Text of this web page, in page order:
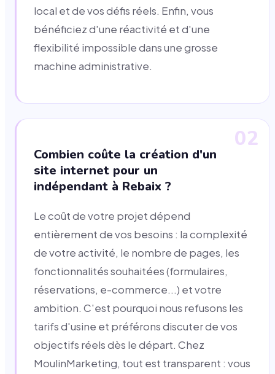
local et de vos défis réels. Enfin, vous
bénéficiez d'une réactivité et d'une
flexibilité impossible dans une grosse
machine administrative.
02
Combien coûte la création d'un
site internet pour un
indépendant à Rebaix ?
Le coût de votre projet dépend
entièrement de vos besoins : la complexité
de votre activité, le nombre de pages, les
fonctionnalités souhaitées (formulaires,
réservations, e-commerce...) et votre
ambition. C'est pourquoi nous refusons les
tarifs d'usine et préférons discuter de vos
objectifs réels dès le départ. Chez
MoulinMarketing, tout est transparent : vous